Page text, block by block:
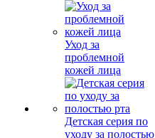
Уход за
проблемной
кожей лица
Детская серия по
уходу за полостью